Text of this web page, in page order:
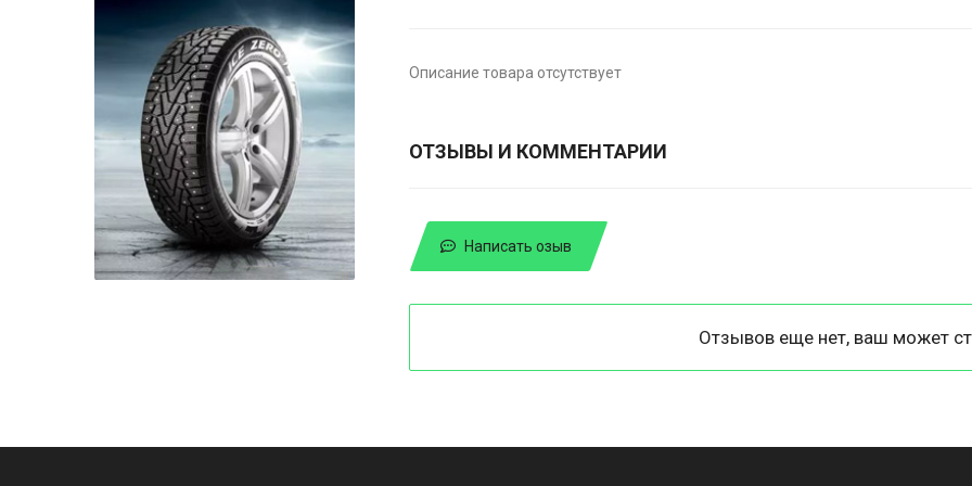
Описание товара отсутствует
ОТЗЫВЫ И КОММЕНТАРИИ
Написать озыв
Отзывов еще нет, ваш может